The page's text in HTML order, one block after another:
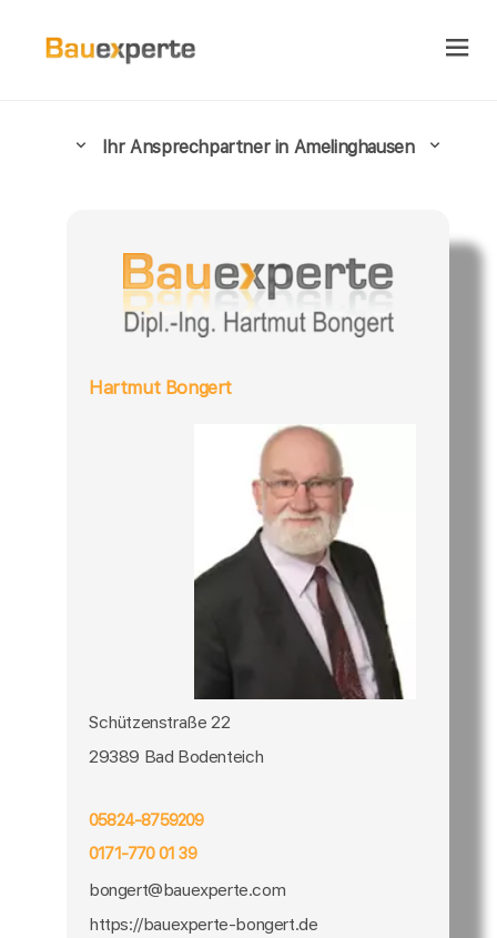
Ihr Ansprechpartner in Amelinghausen
Hartmut Bongert
Schützenstraße 22
29389 Bad Bodenteich
05824-8759209
0171-770 01 39
bongert@bauexperte.com
https://bauexperte-bongert.de